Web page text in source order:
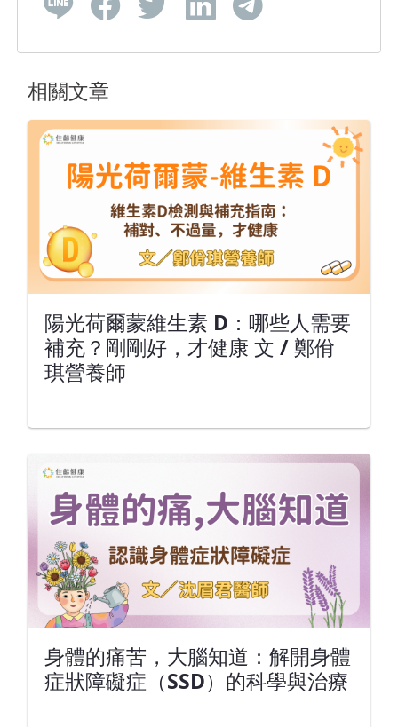
相關文章
陽光荷爾蒙維生素 D：哪些人需要
補充？剛剛好，才健康 文 / 鄭佾
琪營養師
身體的痛苦，大腦知道：解開身體
症狀障礙症（SSD）的科學與治療